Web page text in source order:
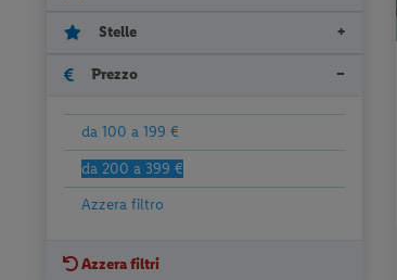
Stelle
Prezzo
da 100 a 199 €
da 200 a 399 €
Azzera filtro
Azzera filtri